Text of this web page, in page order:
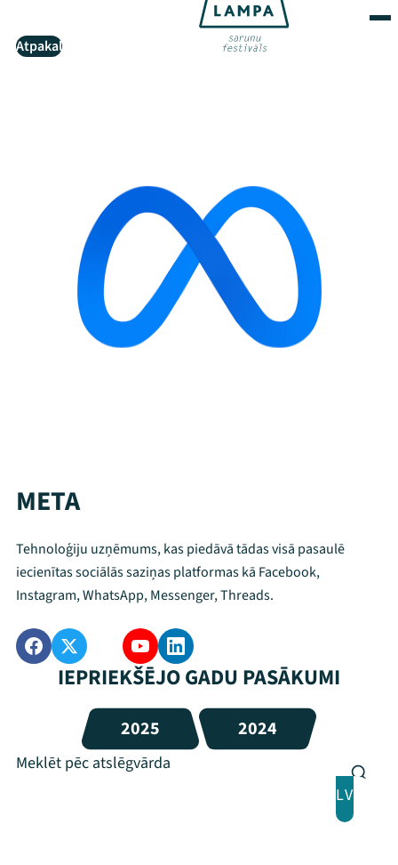
Atpakaļ
META
Tehnoloģiju uzņēmums, kas piedāvā tādas visā pasaulē
iecienītas sociālās saziņas platformas kā Facebook,
Instagram, WhatsApp, Messenger, Threads.
IEPRIEKŠĒJO GADU PASĀKUMI
2025 2024
LV